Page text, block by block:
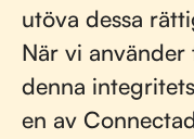
utöva dessa
När vi använder
denna
en av